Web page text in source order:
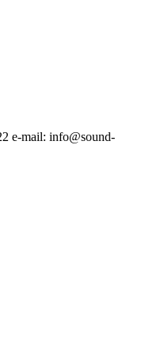
e-mail: info@sound-